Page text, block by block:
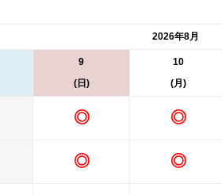
2026年8月
9
(日)
10
(月)
◎ ◎
◎ ◎